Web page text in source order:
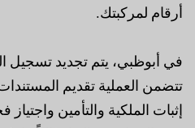
أرقام لمركبتك.
في أبوظبي، يتم تجديد تسجيل
تتضمن العملية تقديم
إثبات الملكية والتأمين